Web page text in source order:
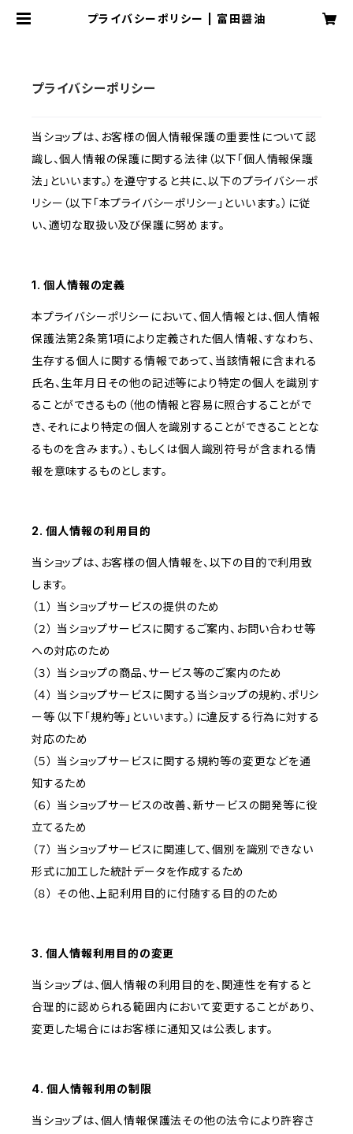
プライバシーポリシー | 富田醤油
プライバシーポリシー
当ショップは、お客様の個人情報保護の重要性について認
識し、個人情報の保護に関する法律（以下「個人情報保護
法」といいます。）を遵守すると共に、以下のプライバシーポ
リシー（以下「本プライバシーポリシー」といいます。）に従
い、適切な取扱い及び保護に努めます。
1. 個人情報の定義
本プライバシーポリシーにおいて、個人情報とは、個人情報
保護法第2条第1項により定義された個人情報、すなわち、
生存する個人に関する情報であって、当該情報に含まれる
氏名、生年月日その他の記述等により特定の個人を識別す
ることができるもの（他の情報と容易に照合することがで
き、それにより特定の個人を識別することができることとな
るものを含みます。）、もしくは個人識別符号が含まれる情
報を意味するものとします。
2. 個人情報の利用目的
当ショップは、お客様の個人情報を、以下の目的で利用致
します。
（１） 当ショップサービスの提供のため
（２） 当ショップサービスに関するご案内、お問い合わせ等
への対応のため
（３） 当ショップの商品、サービス等のご案内のため
（４） 当ショップサービスに関する当ショップの規約、ポリシ
ー等（以下「規約等」といいます。）に違反する行為に対する
対応のため
（５） 当ショップサービスに関する規約等の変更などを通
知するため
（６） 当ショップサービスの改善、新サービスの開発等に役
立てるため
（７） 当ショップサービスに関連して、個別を識別できない
形式に加工した統計データを作成するため
（８） その他、上記利用目的に付随する目的のため
3. 個人情報利用目的の変更
当ショップは、個人情報の利用目的を、関連性を有すると
合理的に認められる範囲内において変更することがあり、
変更した場合にはお客様に通知又は公表します。
4. 個人情報利用の制限
当ショップは、個人情報保護法その他の法令により許容さ